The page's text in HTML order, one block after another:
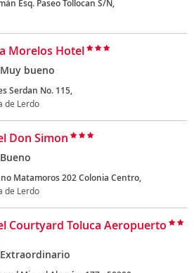
Esq. Paseo Tollocan S/N,
Morelos Hotel
Muy bueno
Serdan No. 115,
de Lerdo
Don Simon
Bueno
Matamoros 202 Colonia Centro,
de Lerdo
Courtyard Toluca Aeropuerto
Extraordinario